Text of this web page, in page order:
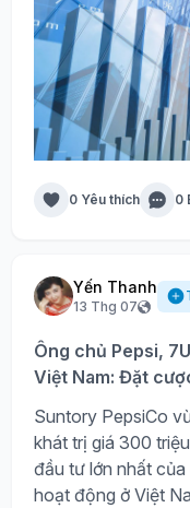
0 Yêu thích 0
Yến Thanh
13 Thg 07
Ông chủ Pepsi,
Việt Nam: Đặt
Suntory PepsiCo
khát trị giá 300
đầu tư lớn nhất
hoạt động ở Việt